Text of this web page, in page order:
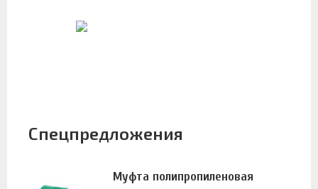
Спецпредложения
Муфта полипропиленовая